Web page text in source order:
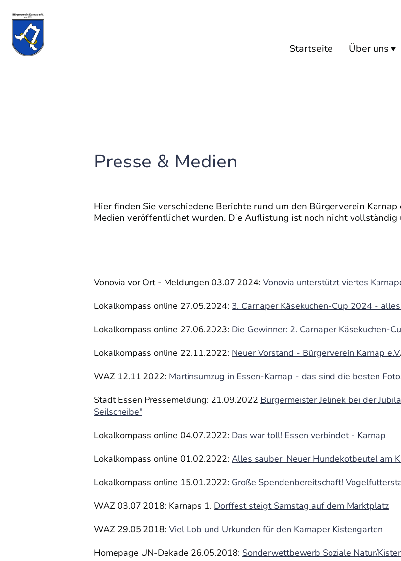
Startseite Über uns
Presse & Medien
Hier finden Sie verschiedene Berichte rund um den Bürgerverein Karnap
Medien veröffentlichet wurden. Die Auflistung ist noch nicht vollständig
Vonovia vor Ort - Meldungen 03.07.2024: Vonovia unterstützt viertes Ka
Lokalkompass online 27.05.2024: 3. Carnaper Käsekuchen-Cup 2024 -
Lokalkompass online 27.06.2023: Die Gewinner: 2. Carnaper Käsekuchen-
Lokalkompass online 22.11.2022: Neuer Vorstand - Bürgerverein Karnap e.V.
WAZ 12.11.2022: Martinsumzug in Essen-Karnap - das sind die besten
Stadt Essen Pressemeldung: 21.09.2022 Bürgermeister Jelinek bei der
Seilscheibe"
Lokalkompass online 04.07.2022: Das war toll! Essen verbindet - Karnap
Lokalkompass online 01.02.2022: Alles sauber! Neuer Hundekotbeutel am
Lokalkompass online 15.01.2022: Große Spendenbereitschaft!
WAZ 03.07.2018: Karnaps 1. Dorffest steigt Samstag auf dem Marktplatz
WAZ 29.05.2018: Viel Lob und Urkunden für den Karnaper Kistengarten
Homepage UN-Dekade 26.05.2018: Sonderwettbewerb Soziale Natur/